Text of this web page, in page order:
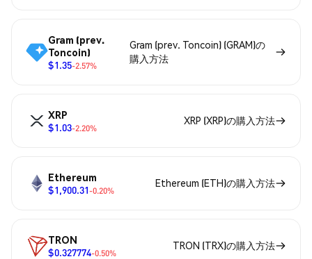
Gram (prev.
Toncoin)
$1.35-2.57%
Gram (prev. Toncoin) (GRAM)の
購入方法
XRP
$1.03-2.20%
XRP (XRP)の購入方法
Ethereum
$1,900.31-0.20%
Ethereum (ETH)の購入方法
TRON
$0.327774-0.50%
TRON (TRX)の購入方法